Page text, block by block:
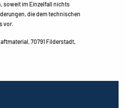
soweit im Einzelfall nichts
die dem technischen
vor.
70791 Filderstadt,